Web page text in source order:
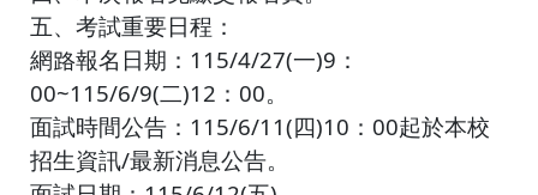
五、考試重要日程：
網路報名日期：115/4/27(一)9：
00~115/6/9(二)12：00。
面試時間公告：115/6/11(四)10 ：00起於本校
招生資訊/最新消息公告。